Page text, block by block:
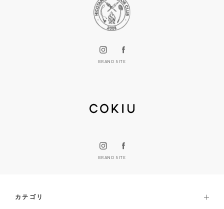
BRAND SITE
BRAND SITE
カテゴリ